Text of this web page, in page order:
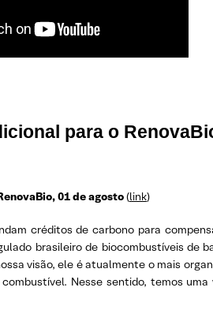
para o
01 de agosto(link)
créditos de carbono para
brasileiro de biocombustíveis de
visão, ele é atualmente o mais
Nesse sentido, temos